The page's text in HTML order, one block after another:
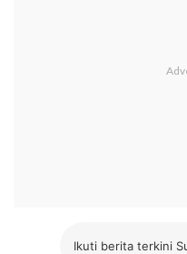
Ikuti berita terkini